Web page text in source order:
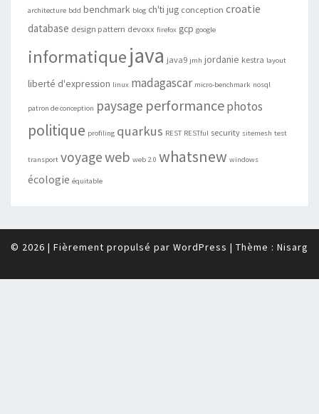
architecture bdd benchmark blog ch'ti jug conception croatie
database design pattern devoxx firefox gcp google
informatiquejava java9 jmh jordanie kestra layout
liberté d'expression linux madagascar micro-benchmark nosql
patron de conception paysage performancephotos
politique profiling quarkus REST RESTful security sitemesh test
transport voyageweb web 2.0 whatsnew windows
écologie équitable
© 2026 | Fièrement propulsé par WordPress | Thème : Nisarg